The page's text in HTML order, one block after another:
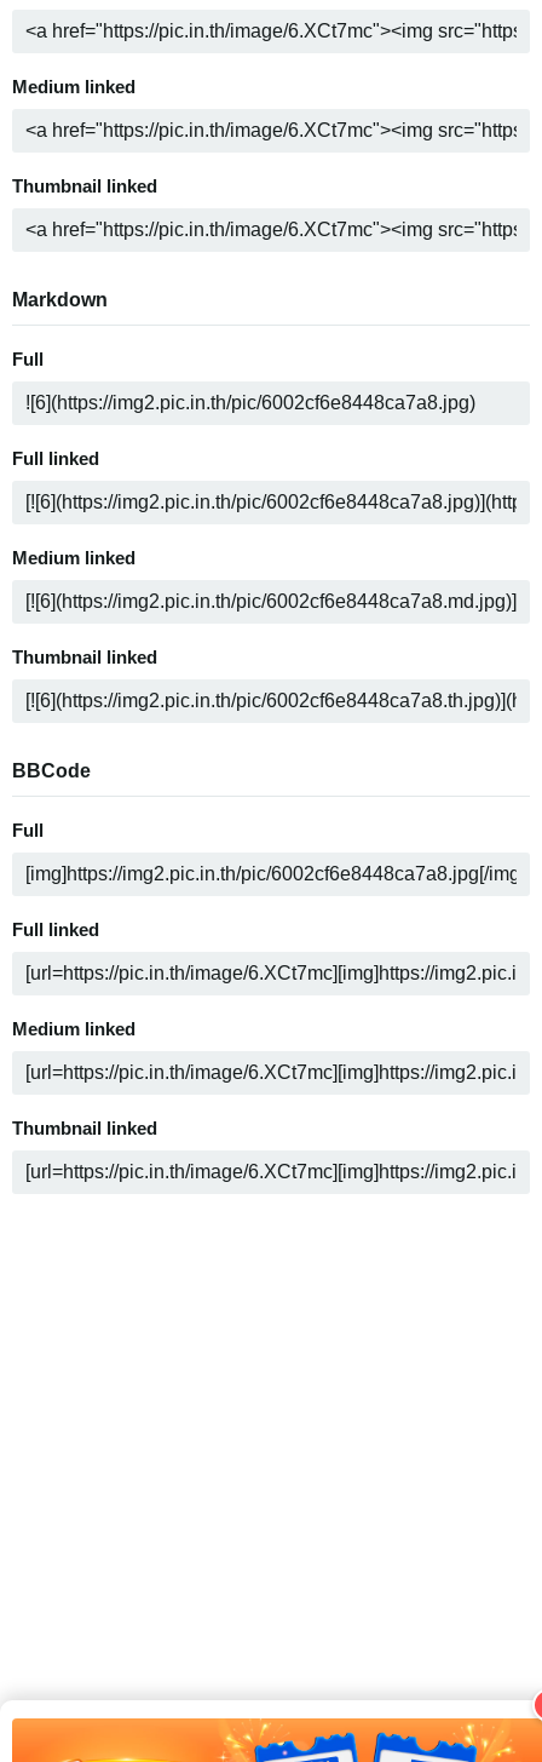
Medium linked
Thumbnail linked
Markdown
Full
Full linked
Medium linked
Thumbnail linked
BBCode
Full
Full linked
Medium linked
Thumbnail linked